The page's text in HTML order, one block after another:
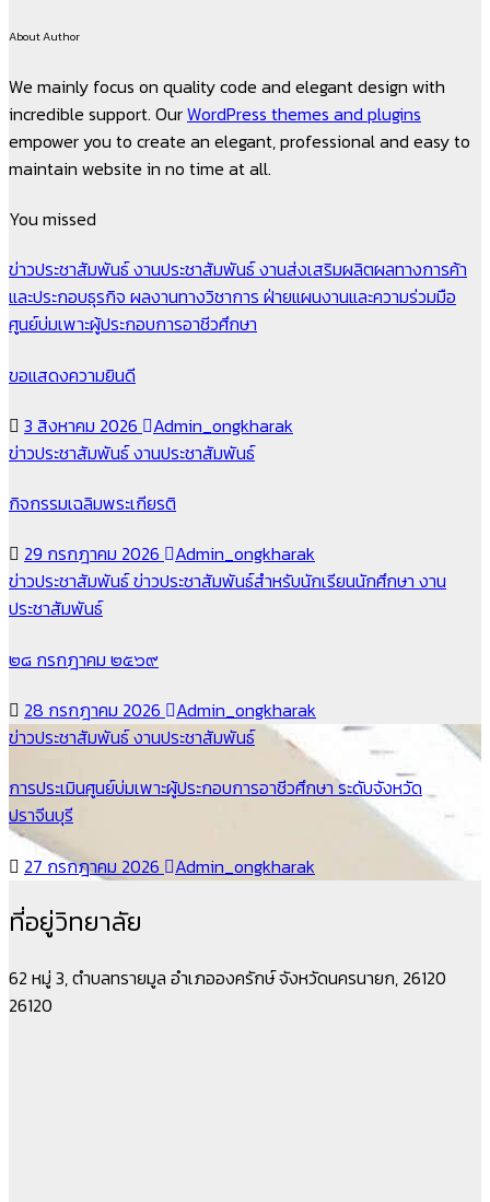
About Author
We mainly focus on quality code and elegant design with
incredible support. OurWordPress themes and plugins
empower you to create an elegant, professional and easy to
maintain website in no time at all.
You missed
ข่าวประชาสัมพันธ์งานประชาสัมพันธ์งานส่งเสริมผลิตผลทางการค้า
และประกอบธุรกิจ ผลงานทางวิชาการ ฝ่ายแผนงานและความร่วมมือ
ศูนย์บ่มเพาะผู้ประกอบการอาชีวศึกษา
ขอแสดงความยินดี
3 สิงหาคม 2026
Admin_ongkharak
ข่าวประชาสัมพันธ์งานประชาสัมพันธ์
กิจกรรมเฉลิมพระเกียรติ
29 กรกฎาคม 2026
Admin_ongkharak
ข่าวประชาสัมพันธ์ข่าวประชาสัมพันธ์สำหรับนักเรียนนักศึกษา งาน
ประชาสัมพันธ์
๒๘ กรกฎาคม ๒๕๖๙
28 กรกฎาคม 2026
Admin_ongkharak
ข่าวประชาสัมพันธ์งานประชาสัมพันธ์
การประเมินศูนย์บ่มเพาะผู้ประกอบการอาชีวศึกษา ระดับจังหวัด
ปราจีนบุรี
27 กรกฎาคม 2026
Admin_ongkharak
ที่อยู่วิทยาลัย
62 หมู่ 3, ตำบลทรายมูล อำเภอองครักษ์ จังหวัดนครนายก, 26120
26120